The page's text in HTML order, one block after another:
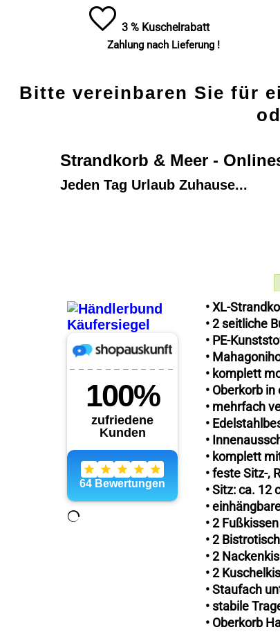
3 % Kuschelrabatt
Zahlung nach Lieferung !
Bitte vereinbaren Sie für
Strandkorb & Meer -
Jeden Tag Urlaub Zuhause...
• XL-
• 2 seitliche
• PE-
•
• komplett
• Oberkorb
• mehrfach
•
•
• komplett
• feste Sitz-,
• Sitz: ca. 12
•
• 2 Fußkissen
• 2
• 2
• 2
• Staufach
• stabile
• Oberkorb